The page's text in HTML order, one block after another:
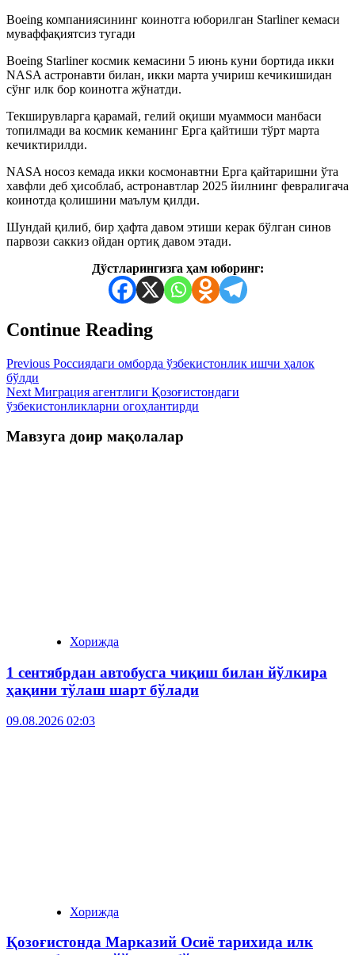
Boeing компаниясининг коинотга юборилган Starliner кемаси
муваффақиятсиз тугади
Boeing Starliner космик кемасини 5 июнь куни бортида икки
NASA астронавти билан, икки марта учириш кечикишидан
сўнг илк бор коинотга жўнатди.
Текширувларга қарамай, гелий оқиши муаммоси манбаси
топилмади ва космик кеманинг Ерга қайтиши тўрт марта
кечиктирилди.
NASA носоз кемада икки космонавтни Ерга қайтаришни ўта
хавфли деб ҳисоблаб, астронавтлар 2025 йилнинг февралигача
коинотда қолишини маълум қилди.
Шундай қилиб, бир ҳафта давом этиши керак бўлган синов
парвози саккиз ойдан ортиқ давом этади.
Дўстларингизга ҳам юборинг:
Continue Reading
Previous Россиядаги омборда ўзбекистонлик ишчи ҳалок
бўлди
Next Миграция агентлиги Қозоғистондаги
ўзбекистонликларни огоҳлантирди
Мавзуга доир мақолалар
Хорижда
1 сентябрдан автобусга чиқиш билан йўлкира
ҳақини тўлаш шарт бўлади
09.08.2026 02:03
Хорижда
Қозоғистонда Марказий Осиё тарихида илк